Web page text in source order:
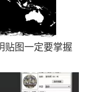
贴图一定要掌握